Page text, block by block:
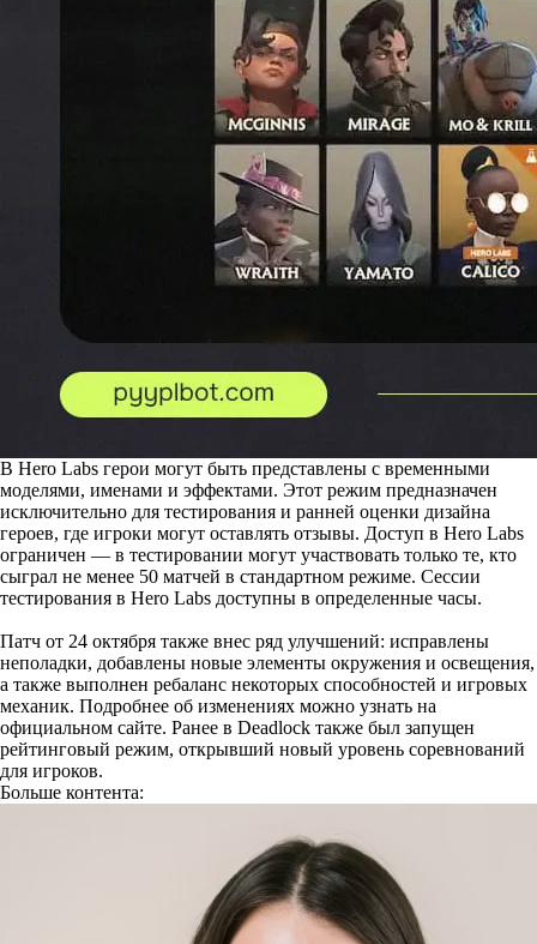
В Hero Labs герои могут быть представлены с временными
моделями, именами и эффектами. Этот режим предназначен
исключительно для тестирования и ранней оценки дизайна
героев, где игроки могут оставлять отзывы. Доступ в Hero Labs
ограничен — в тестировании могут участвовать только те, кто
сыграл не менее 50 матчей в стандартном режиме. Сессии
тестирования в Hero Labs доступны в определенные часы.
Патч от 24 октября также внес ряд улучшений: исправлены
неполадки, добавлены новые элементы окружения и освещения,
а также выполнен ребаланс некоторых способностей и игровых
механик. Подробнее об изменениях можно узнать на
официальном сайте. Ранее в Deadlock также был запущен
рейтинговый режим, открывший новый уровень соревнований
для игроков.
Больше контента: